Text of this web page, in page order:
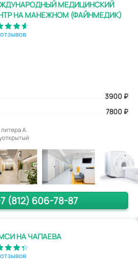
МЕДИЦИНСКИЙ
НА МАНЕЖНОМ (ФАЙНМЕДИК)
3900 ₽
7800 ₽
А.
(812) 606-78-87
НА ЧАПАЕВА